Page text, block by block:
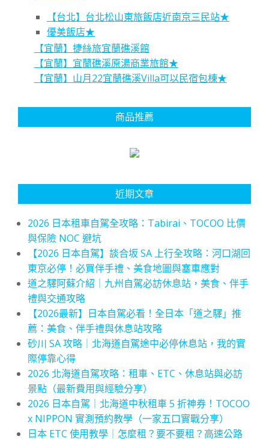
【台北】台北松山東旅飯店近南京三民站★
優美飯店★
【宜蘭】捷絲旅宜蘭礁溪館
【宜蘭】宜蘭礁溪原湯商業旅館★
【宜蘭】山月22宜蘭礁溪Villa可以民宿包棟★
商品推薦
近期文章
2026 日本租車自駕全攻略：Tabirai、TOCOO 比價
與保險 NOC 避坑
【2026 日本自駕】談合坂 SA 上行全攻略：河口湖回
東京必停！必買伴手禮、美食地圖與塞車應對
道之驛阿蘇介紹｜九州自駕必訪休息站，美食、伴手
禮與交通攻略
【2026最新】日本自駕必看！全日本「道之驛」推
薦：美食、伴手禮與休息站攻略
砂川 SA 攻略｜北海道自駕途中必停休息站，我的實
際停靠心得
2026 北海道自駕攻略：租車、ETC、休息站與必訪
景點（最新費用與經驗分享）
2026 日本自駕｜北海道中秋租車 5 折神券！TOCOO
x NIPPON 實測預約教學（一家五口實戰分享）
日本 ETC 使用教學｜怎麼租？要不要租？高速公路